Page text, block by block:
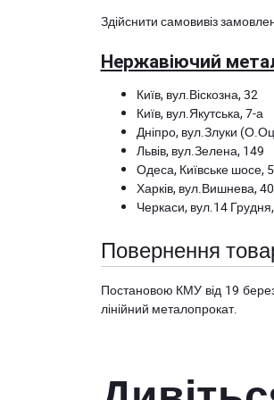
Здійснити самовивіз
Нержавіючий
Київ, вул.Віскозна, 32
Київ, вул.Якутська, 7-а
Дніпро, вул.Злуки
Львів, вул.Зелена, 149
Одеса, Київське шосе,
Харків, вул.Вишнева, 40
Черкаси, вул.14
Повернення
Постановою КМУ від 19
лінійний металопрокат.